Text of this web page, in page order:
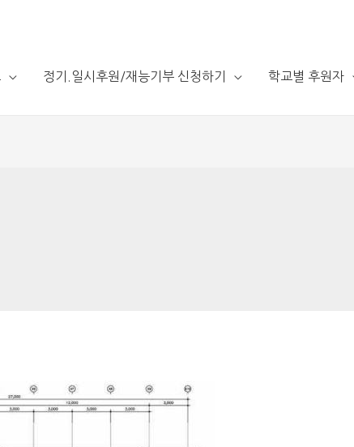
정기.일시후원/재능기부 신청하기 학교별 후원자